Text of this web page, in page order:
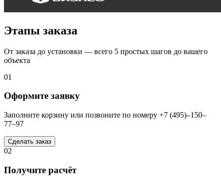
Этапы заказа
От заказа до установки — всего 5 простых шагов до вашего
объекта
01
Оформите заявку
Заполните корзину или позвоните по номеру +7 (495)–150–
77–97
Сделать заказ
02
Получите расчёт